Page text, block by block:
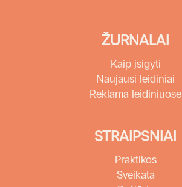
ŽURNALAI
Kaip įsigyti
Naujausi leidiniai
Reklama leidiniuose
STRAIPSNIAI
Praktikos
Sveikata